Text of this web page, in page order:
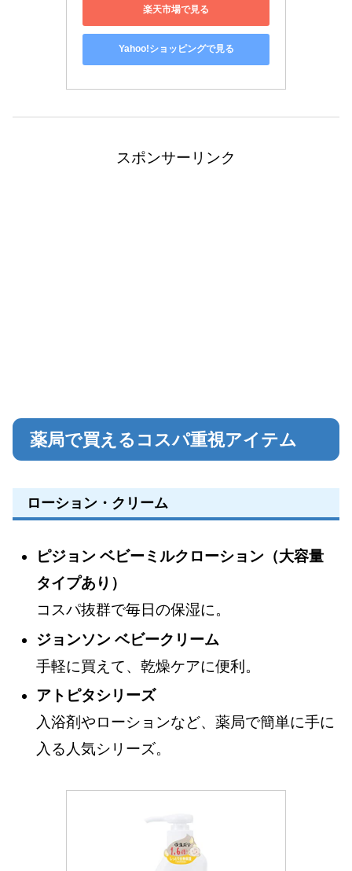
楽天市場で見る
Yahoo!ショッピングで見る
スポンサーリンク
薬局で買えるコスパ重視アイテム
ローション・クリーム
ピジョン ベビーミルクローション（大容量
タイプあり）
コスパ抜群で毎日の保湿に。
ジョンソン ベビークリーム
手軽に買えて、乾燥ケアに便利。
アトピタシリーズ
入浴剤やローションなど、薬局で簡単に手に
入る人気シリーズ。